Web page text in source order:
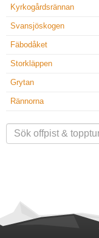
Kyrkogårdsrännan
Svansjöskogen
Fäbodåket
Storkläppen
Grytan
Rännorna